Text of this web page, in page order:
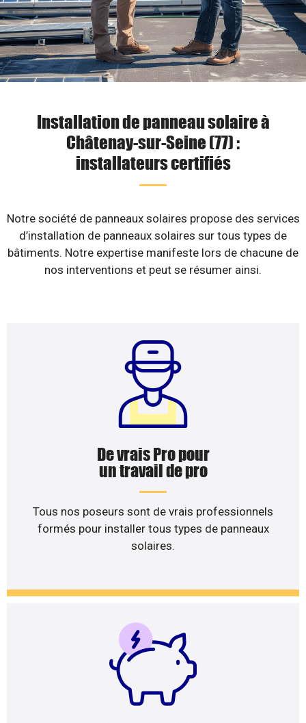
Installation de panneau solaire à
Châtenay-sur-Seine (77) :
installateurs certifiés
Notre société de panneaux solaires propose des services
d’installation de panneaux solaires sur tous types de
bâtiments. Notre expertise manifeste lors de chacune de
nos interventions et peut se résumer ainsi.
De vrais Pro pour
un travail de pro
Tous nos poseurs sont de vrais professionnels
formés pour installer tous types de panneaux
solaires.